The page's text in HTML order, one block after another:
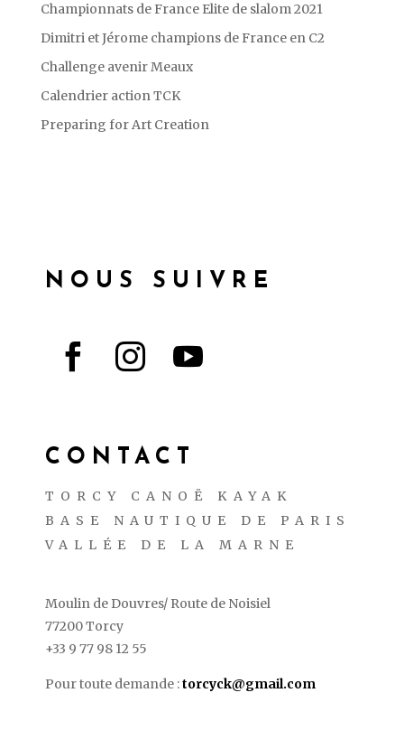
Championnats de France Elite de slalom 2021
Dimitri et Jérome champions de France en C2
Challenge avenir Meaux
Calendrier action TCK
Preparing for Art Creation
NOUS SUIVRE
  
CONTACT
TORCY CANOË KAYAK
BASE NAUTIQUE DE PARIS
VALLÉE DE LA MARNE
Moulin de Douvres/ Route de Noisiel
77200 Torcy
+33 9 77 98 12 55
Pour toute demande :torcyck@gmail.com